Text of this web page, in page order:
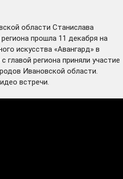
области Станислава
прошла 11 декабря на
искусства «Авангард» в
главой региона приняли участие
Ивановской области.
встречи.